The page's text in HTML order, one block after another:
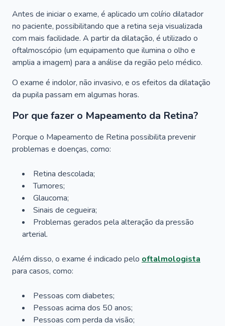
Antes de iniciar o exame, é aplicado um colírio dilatador
no paciente, possibilitando que a retina seja visualizada
com mais facilidade. A partir da dilatação, é utilizado o
oftalmoscópio (um equipamento que ilumina o olho e
amplia a imagem) para a análise da região pelo médico.
O exame é indolor, não invasivo, e os efeitos da dilatação
da pupila passam em algumas horas.
Por que fazer o Mapeamento da Retina?
Porque o Mapeamento de Retina possibilita prevenir
problemas e doenças, como:
Retina descolada;
Tumores;
Glaucoma;
Sinais de cegueira;
Problemas gerados pela alteração da pressão
arterial.
Além disso, o exame é indicado pelo oftalmologista
para casos, como:
Pessoas com diabetes;
Pessoas acima dos 50 anos;
Pessoas com perda da visão;